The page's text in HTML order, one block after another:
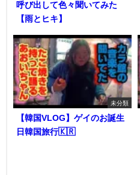
呼び出して色々聞いてみた
【雨とヒキ】
未分類
【韓国VLOG】ゲイのお誕生
日韓国旅行🇰🇷